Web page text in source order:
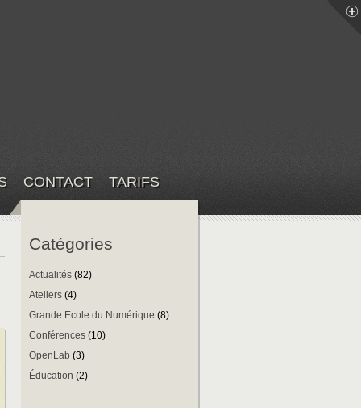
CONTACT
TARIFS
Catégories
Actualités (82)
Ateliers (4)
Grande Ecole du Numérique (8)
Conférences (10)
OpenLab (3)
Éducation (2)